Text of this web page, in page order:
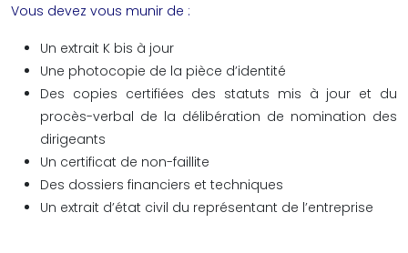
Vous devez vous munir de :
Un extrait K bis à jour
Une photocopie de la pièce d’identité
Des copies certifiées des statuts mis à jour et du
procès-verbal de la délibération de nomination des
dirigeants
Un certificat de non-faillite
Des dossiers financiers et techniques
Un extrait d’état civil du représentant de l’entreprise